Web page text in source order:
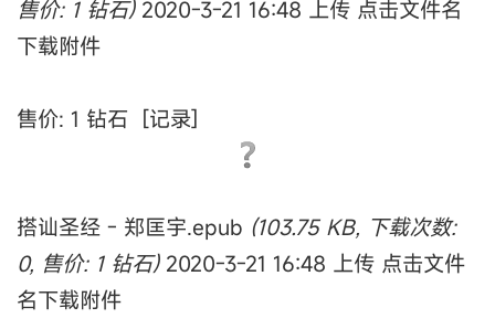
售价: 1 钻石) 2020-3-21 16:48 上传 点击文件名
下载附件
售价: 1 钻石 [记录]
搭讪圣经 - 郑匡宇.epub (103.75 KB, 下载次数:
0, 售价: 1 钻石) 2020-3-21 16:48 上传 点击文件
名下载附件